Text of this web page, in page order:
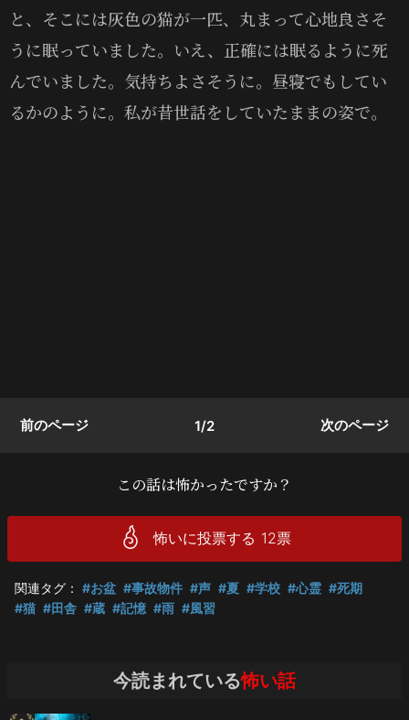
と、そこには灰色の猫が一匹、丸まって心地良さそ
うに眠っていました。いえ、正確には眠るように死
んでいました。気持ちよさそうに。昼寝でもしてい
るかのように。私が昔世話をしていたままの姿で。
前のページ 次のページ
1/2
この話は怖かったですか？
怖いに投票する 12票
関連タグ： #お盆 #事故物件 #声 #夏 #学校 #心霊 #死期
#猫 #田舎 #蔵 #記憶 #雨 #風習
今読まれている怖い話